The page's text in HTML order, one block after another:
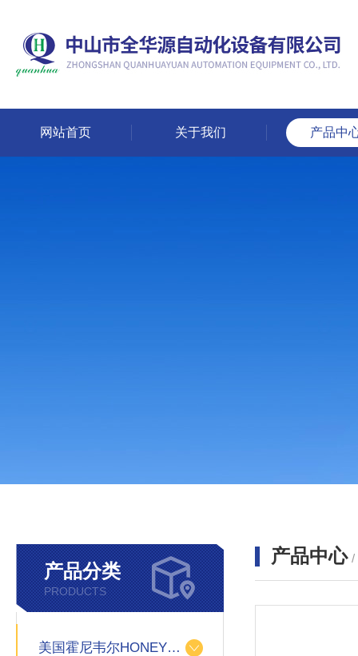
网站首页 关于我们 产品中
产品分类
PRODUCTS
美国霍尼韦尔HONEYWELL
产品中心 /